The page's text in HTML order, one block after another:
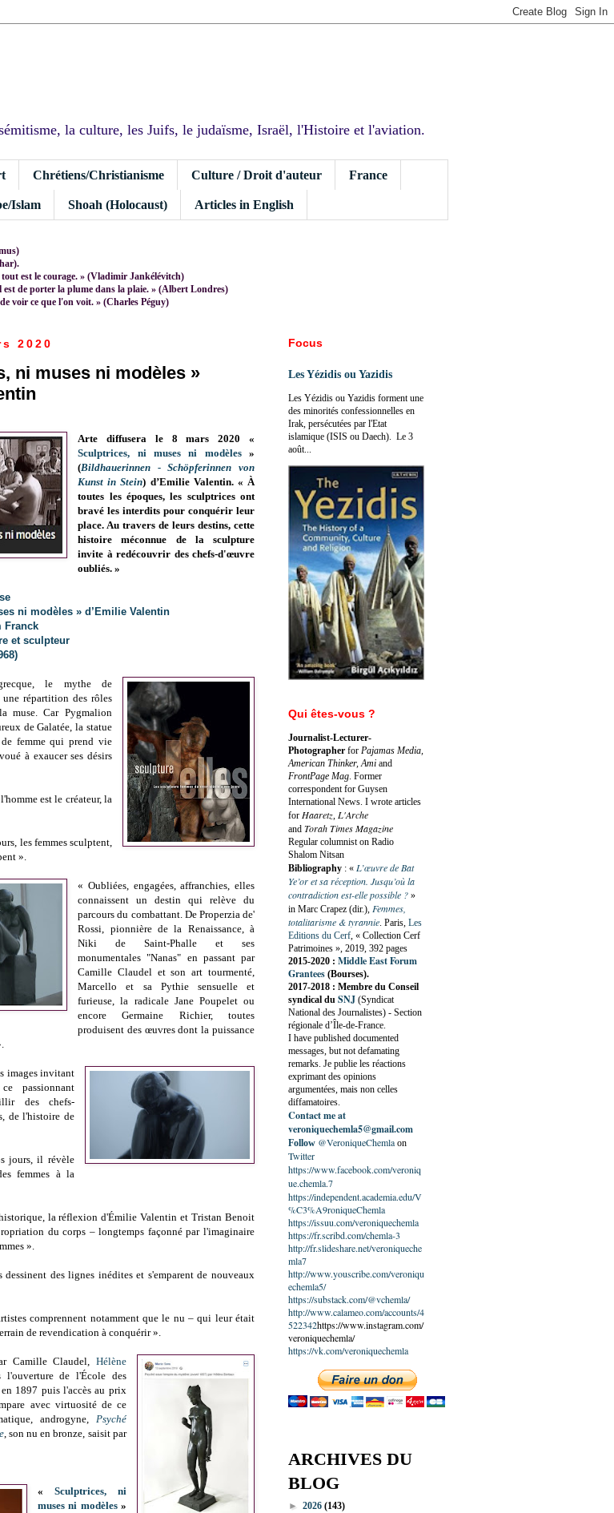
la culture, les Juifs, le judaïsme, Israël, l'Histoire et l'aviation.
Chrétiens/Christianisme Culture / Droit d'auteur France
Islam Shoah (Holocaust) Articles in English
est le courage. » (Vladimir Jankélévitch)
de porter la plume dans la plaie. » (Albert Londres)
voir ce que l'on voit. » (Charles Péguy)
2020
ni muses ni modèles »
Arte diffusera le 8 mars 2020 «
Sculptrices, ni muses ni modèles »
(Bildhauerinnen - Schöpferinnen von
Kunst in Stein) d’Emilie Valentin. « À
toutes les époques, les sculptrices ont
bravé les interdits pour conquérir leur
place. Au travers de leurs destins, cette
histoire méconnue de la sculpture
invite à redécouvrir des chefs-d'œuvre
oubliés. »
ni modèles » d’Emilie Valentin
Franck
et sculpteur
le mythe de
répartition des rôles
muse. Car Pygmalion
de Galatée, la statue
femme qui prend vie
à exaucer ses désirs
est le créateur, la
les femmes sculptent,
».
« Oubliées, engagées, affranchies, elles
connaissent un destin qui relève du
parcours du combattant. De Properzia de'
Rossi, pionnière de la Renaissance, à
Niki de Saint-Phalle et ses
monumentales "Nanas" en passant par
Camille Claudel et son art tourmenté,
Marcello et sa Pythie sensuelle et
furieuse, la radicale Jane Poupelet ou
encore Germaine Richier, toutes
produisent des œuvres dont la puissance
images invitant
passionnant
des chefs-
de l'histoire de
jours, il révèle
femmes à la
la réflexion d'Émilie Valentin et Tristan Benoit
du corps – longtemps façonné par l'imaginaire
».
des lignes inédites et s'emparent de nouveaux
comprennent notamment que le nu – qui leur était
de revendication à conquérir ».
Camille Claudel, Hélène
de l'École des
1897 puis l'accès au prix
avec virtuosité de ce
androgyne, Psyché
, son nu en bronze, saisit par
« Sculptrices, ni
muses ni modèles»
Focus
Les Yézidis ou Yazidis
Les Yézidis ou Yazidis forment une
des minorités confessionnelles en
Irak, persécutées par l'Etat
islamique (ISIS ou Daech). Le 3
août...
Qui êtes-vous ?
Journalist-Lecturer-
Photographer for Pajamas Media,
American Thinker, Ami and
FrontPage Mag. Former
correspondent for Guysen
International News. I wrote articles
for Haaretz, L'Arche
and Torah Times Magazine
Regular columnist on Radio
Shalom Nitsan
Bibliography : « L’œuvre de Bat
Ye’or et sa réception. Jusqu’où la
contradiction est-elle possible ? »
in Marc Crapez (dir.), Femmes,
totalitarisme & tyrannie. Paris, Les
Editions du Cerf, « Collection Cerf
Patrimoines », 2019, 392 pages
2015-2020 : Middle East Forum
Grantees (Bourses).
2017-2018 : Membre du Conseil
syndical du SNJ (Syndicat
National des Journalistes) - Section
régionale d’Île-de-France.
I have published documented
messages, but not defamating
remarks. Je publie les réactions
exprimant des opinions
argumentées, mais non celles
diffamatoires.
Contact me at
veroniquechemla5@gmail.com
Follow @VeroniqueChemlaon
Twitter
https://www.facebook.com/veroniq
ue.chemla.7
https://independent.academia.edu/V
%C3%A9roniqueChemla
https://issuu.com/veroniquechemla
https://fr.scribd.com/chemla-3
http://fr.slideshare.net/veroniqueche
mla7
http://www.youscribe.com/veroniqu
echemla5/
https://substack.com/@vchemla/
http://www.calameo.com/accounts/4
522342https://www.instagram.com/
veroniquechemla/
https://vk.com/veroniquechemla
ARCHIVES DU
BLOG
► 2026 (143)